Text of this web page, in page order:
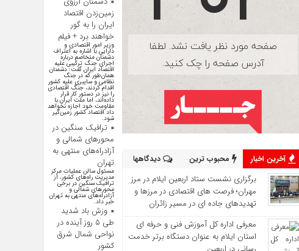
آخرین اخبار محبوب ترین دیدگاهها
برگزاری نشست ستاد اربعین ایلام در مرز
مهران؛ فرصت‌ های اقتصادی در مرزها و
تهدیدهای جاده‌ ای در مسیر زائران
معرفی اداره کل آموزش فنی و حرفه‌ ای
استان ایلام به‌ عنوان دستگاه برتر خدمت‌
زمین‌زدن اقتصاد
ایران را به گور
خواهند برد + فیلم
وزیر امور اقتصادی و
دارایی با اشاره به اعتراف
دشمنان متخاصم درباره
اجرای جنگ ترکیبی علیه
اقتصاد ایران گفت: دشمنان
همان‌طور که در جنگ
نظامی و سایبری علیه کشور
اقدام کردند، جنگ اقتصادی
را نیز در دستور کار قرار
داده‌اند، اما ملت ایران با
مقاومت خود اجازه نخواهد
داد اقتصاد کشور زمین‌گیر
شود.
ترافیک سنگین در
محورهای شمالی و
آزادراه‌های منتهی به
تهران
مسئول سالن عملیات مرکز
مدیریت راه‌های کشور، از
ترافیک سنگین در برخی
محور‌های شمالی و
آزادراه‌های منتهی به تهران
خبر داد.
وزش باد شدید
طی ۵ روز آینده در
نواحی شمال شرق
کشور